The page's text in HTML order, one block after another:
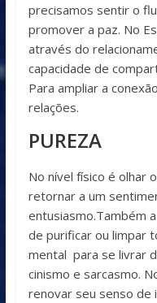
precisamos sentir o
promover a paz. No
através do
capacidade de
Para ampliar a
relações.
PUREZA
No nível físico é olhar
retornar a um
entusiasmo.Também
de purificar ou limpar
mental para se livrar
cinismo e sarcasmo.
renovar seu senso de